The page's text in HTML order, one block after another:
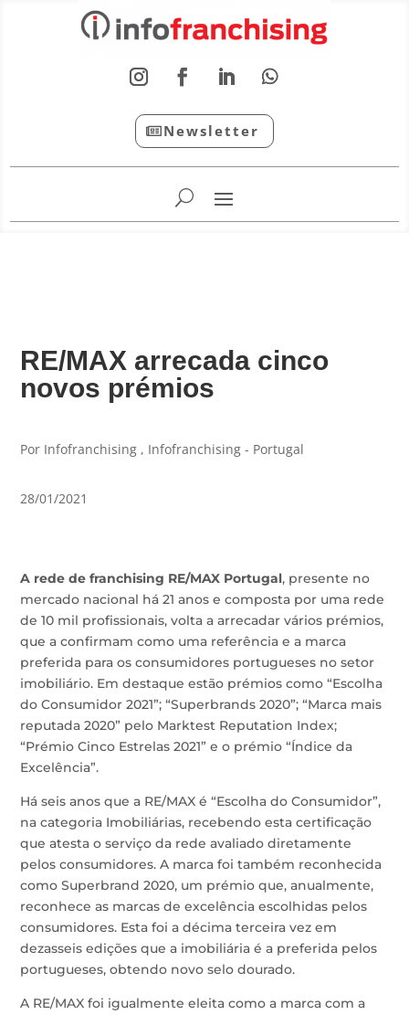
Newsletter
RE/MAX arrecada cinco
novos prémios
Por Infofranchising , Infofranchising - Portugal
28/01/2021
A rede de franchising RE/MAX Portugal, presente no
mercado nacional há 21 anos e composta por uma rede
de 10 mil profissionais, volta a arrecadar vários prémios,
que a confirmam como uma referência e a marca
preferida para os consumidores portugueses no setor
imobiliário. Em destaque estão prémios como “Escolha
do Consumidor 2021”; “Superbrands 2020”; “Marca mais
reputada 2020” pelo Marktest Reputation Index;
“Prémio Cinco Estrelas 2021” e o prémio “Índice da
Excelência”.
Há seis anos que a RE/MAX é “Escolha do Consumidor”,
na categoria Imobiliárias, recebendo esta certificação
que atesta o serviço da rede avaliado diretamente
pelos consumidores. A marca foi também reconhecida
como Superbrand 2020, um prémio que, anualmente,
reconhece as marcas de excelência escolhidas pelos
consumidores. Esta foi a décima terceira vez em
dezasseis edições que a imobiliária é a preferida pelos
portugueses, obtendo novo selo dourado.
A RE/MAX foi igualmente eleita como a marca com a